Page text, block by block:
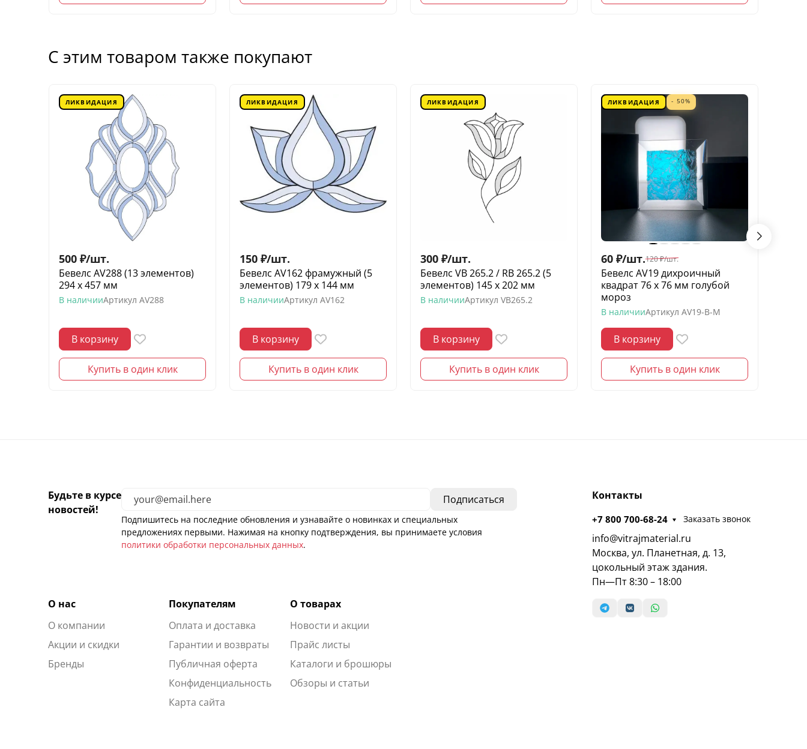
С этим товаром также покупают
ЛИКВИДАЦИЯ
500 ₽/шт.
Бевелс AV288 (13 элементов)
294 х 457 мм
В наличииАртикул AV288
В корзину
Купить в один клик
ЛИКВИДАЦИЯ
150 ₽/шт.
Бевелс AV162 фрамужный (5
элементов) 179 х 144 мм
В наличииАртикул AV162
В корзину
Купить в один клик
ЛИКВИДАЦИЯ
300 ₽/шт.
Бевелс VB 265.2 / RB 265.2 (5
элементов) 145 х 202 мм
В наличииАртикул VB265.2
В корзину
Купить в один клик
ЛИКВИДАЦИЯ - 50%
60 ₽/шт.120 ₽/шт.
Бевелс AV19 дихроичный
квадрат 76 х 76 мм голубой
мороз
В наличииАртикул AV19-B-M
В корзину
Купить в один клик
Будьте в курсе
новостей!
Подпишитесь на последние обновления и узнавайте о новинках и специальных
предложениях первыми. Нажимая на кнопку подтверждения, вы принимаете условия
политики обработки персональных данных.
О нас
О компании
Акции и скидки
Бренды
Покупателям
Оплата и доставка
Гарантии и возвраты
Публичная оферта
Конфиденциальность
Карта сайта
О товарах
Новости и акции
Прайс листы
Каталоги и брошюры
Обзоры и статьи
Контакты
+7 800 700-68-24 Заказать звонок
info@vitrajmaterial.ru
Москва, ул. Планетная, д. 13,
цокольный этаж здания.
Пн—Пт 8:30 – 18:00